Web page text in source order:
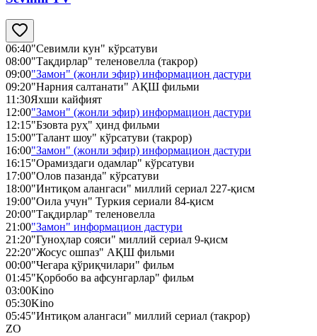
06:40"Севимли кун" кўрсатуви
08:00"Тақдирлар" теленовелла (такрор)
09:00"Замон" (жонли эфир) информацион дастури
09:20"Нарния салтанати" АҚШ фильми
11:30Яхши кайфият
12:00"Замон" (жонли эфир) информацион дастури
12:15"Бзовта руҳ" ҳинд фильми
15:00"Талант шоу" кўрсатуви (такрор)
16:00"Замон" (жонли эфир) информацион дастури
16:15"Орамиздаги одамлар" кўрсатуви
17:00"Олов пазанда" кўрсатуви
18:00"Интиқом алангаси" миллий сериал 227-қисм
19:00"Оила учун" Туркия сериали 84-қисм
20:00"Тақдирлар" теленовелла
21:00"Замон" информацион дастури
21:20"Гуноҳлар сояси" миллий сериал 9-қисм
22:20"Жосус ошпаз" АҚШ фильми
00:00"Чегара қўриқчилари" фильм
01:45"Қорбобо ва афсунгарлар" фильм
03:00Kino
05:30Kino
05:45"Интиқом алангаси" миллий сериал (такрор)
ZO